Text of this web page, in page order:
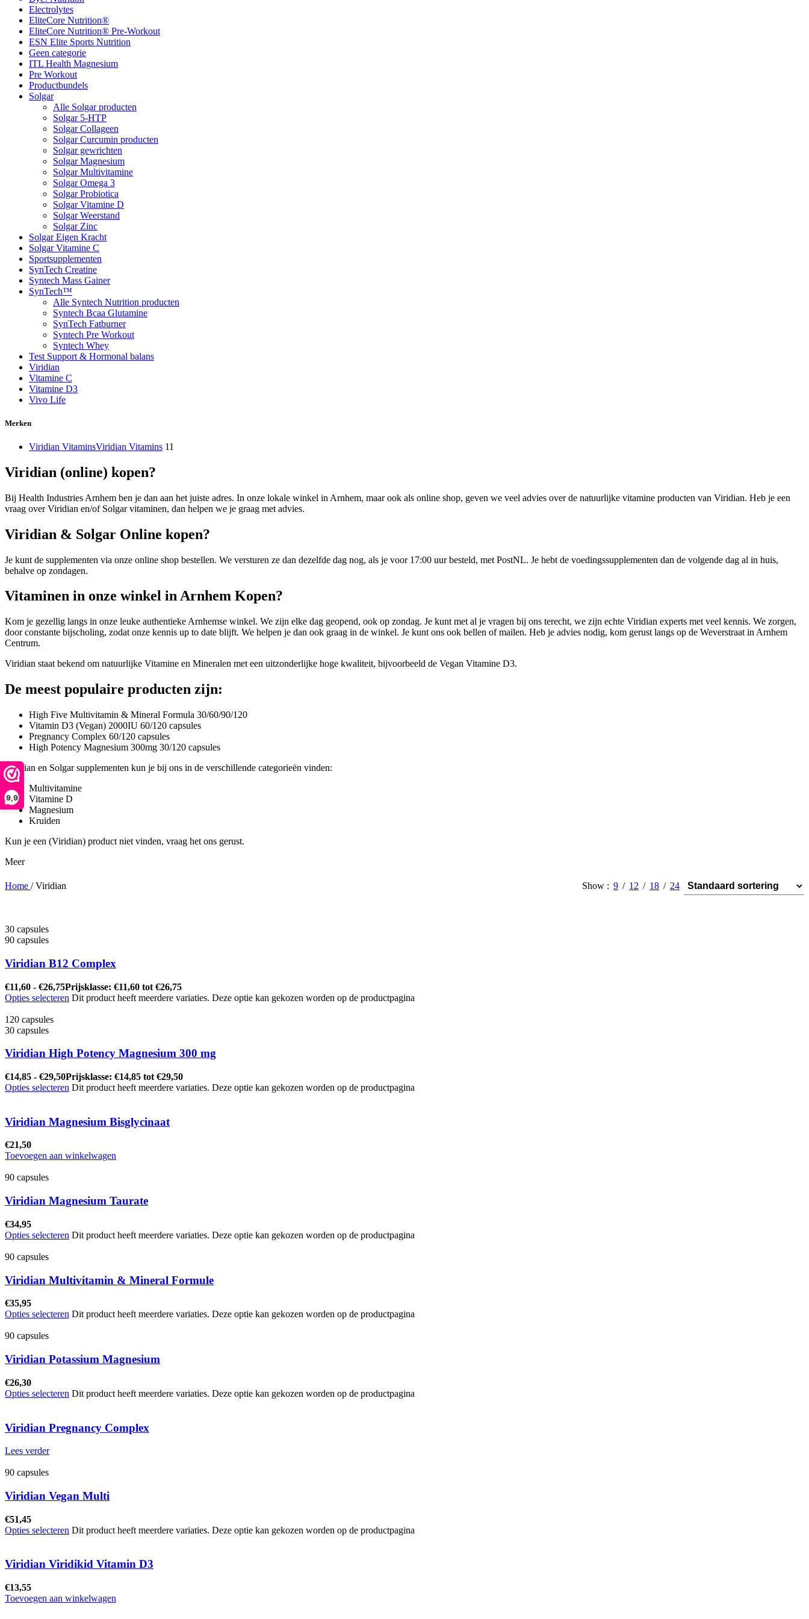
9,9
Electrolytes
EliteCore Nutrition®
EliteCore Nutrition® Pre-Workout
ESN Elite Sports Nutrition
Geen categorie
ITL Health Magnesium
Pre Workout
Productbundels
Solgar
Alle Solgar producten
Solgar 5-HTP
Solgar Collageen
Solgar Curcumin producten
Solgar gewrichten
Solgar Magnesium
Solgar Multivitamine
Solgar Omega 3
Solgar Probiotica
Solgar Vitamine D
Solgar Weerstand
Solgar Zinc
Solgar Eigen Kracht
Solgar Vitamine C
Sportsupplementen
SynTech Creatine
Syntech Mass Gainer
SynTech™
Alle Syntech Nutrition producten
Syntech Bcaa Glutamine
SynTech Fatburner
Syntech Pre Workout
Syntech Whey
Test Support & Hormonal balans
Viridian
Vitamine C
Vitamine D3
Vivo Life
Merken
Viridian VitaminsViridian Vitamins 11
Viridian (online) kopen?
Bij Health Industries Arnhem ben je dan aan het juiste adres. In onze lokale winkel in Arnhem, maar ook als online shop, geven we veel advies over de natuurlijke vitamine producten van Viridian. Heb je een
vraag over Viridian en/of Solgar vitaminen, dan helpen we je graag met advies.
Viridian & Solgar Online kopen?
Je kunt de supplementen via onze online shop bestellen. We versturen ze dan dezelfde dag nog, als je voor 17:00 uur besteld, met PostNL. Je hebt de voedingssupplementen dan de volgende dag al in huis,
behalve op zondagen.
Vitaminen in onze winkel in Arnhem Kopen?
Kom je gezellig langs in onze leuke authentieke Arnhemse winkel. We zijn elke dag geopend, ook op zondag. Je kunt met al je vragen bij ons terecht, we zijn echte Viridian experts met veel kennis. We zorgen,
door constante bijscholing, zodat onze kennis up to date blijft. We helpen je dan ook graag in de winkel. Je kunt ons ook bellen of mailen. Heb je advies nodig, kom gerust langs op de Weverstraat in Arnhem
Centrum.
Viridian staat bekend om natuurlijke Vitamine en Mineralen met een uitzonderlijke hoge kwaliteit, bijvoorbeeld de Vegan Vitamine D3.
De meest populaire producten zijn:
High Five Multivitamin & Mineral Formula 30/60/90/120
Vitamin D3 (Vegan) 2000IU 60/120 capsules
Pregnancy Complex 60/120 capsules
High Potency Magnesium 300mg 30/120 capsules
Viridian en Solgar supplementen kun je bij ons in de verschillende categorieën vinden:
Multivitamine
Vitamine D
Magnesium
Kruiden
Kun je een (Viridian) product niet vinden, vraag het ons gerust.
Meer
Home / Viridian Show 9 12 18 24
30 capsules
90 capsules
Viridian B12 Complex
€11,60 - €26,75Prijsklasse: €11,60 tot €26,75
Opties selecteren Dit product heeft meerdere variaties. Deze optie kan gekozen worden op de productpagina
120 capsules
30 capsules
Viridian High Potency Magnesium 300 mg
€14,85 - €29,50Prijsklasse: €14,85 tot €29,50
Opties selecteren Dit product heeft meerdere variaties. Deze optie kan gekozen worden op de productpagina
Viridian Magnesium Bisglycinaat
€21,50
Toevoegen aan winkelwagen
90 capsules
Viridian Magnesium Taurate
€34,95
Opties selecteren Dit product heeft meerdere variaties. Deze optie kan gekozen worden op de productpagina
90 capsules
Viridian Multivitamin & Mineral Formule
€35,95
Opties selecteren Dit product heeft meerdere variaties. Deze optie kan gekozen worden op de productpagina
90 capsules
Viridian Potassium Magnesium
€26,30
Opties selecteren Dit product heeft meerdere variaties. Deze optie kan gekozen worden op de productpagina
Viridian Pregnancy Complex
Lees verder
90 capsules
Viridian Vegan Multi
€51,45
Opties selecteren Dit product heeft meerdere variaties. Deze optie kan gekozen worden op de productpagina
Viridian Viridikid Vitamin D3
€13,55
Toevoegen aan winkelwagen